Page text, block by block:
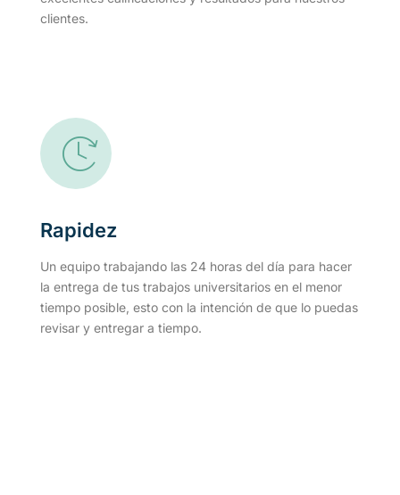
clientes.
Rapidez
Un equipo trabajando las 24 horas del día para hacer
la entrega de tus trabajos universitarios en el menor
tiempo posible, esto con la intención de que lo puedas
revisar y entregar a tiempo.